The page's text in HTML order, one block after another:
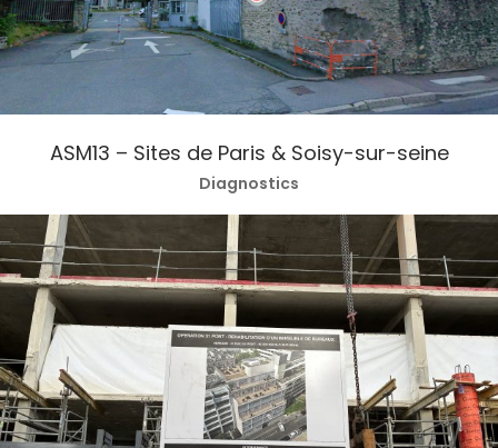
ASM13 – Sites de Paris & Soisy-sur-seine
Diagnostics